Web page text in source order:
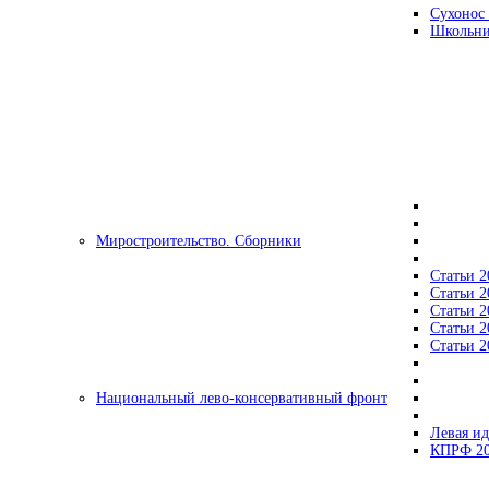
Миростроительство. Сборники
Статьи
Статьи
Статьи
Статьи
Статьи
Национальный лево-консервативный фронт
Левая
КПРФ